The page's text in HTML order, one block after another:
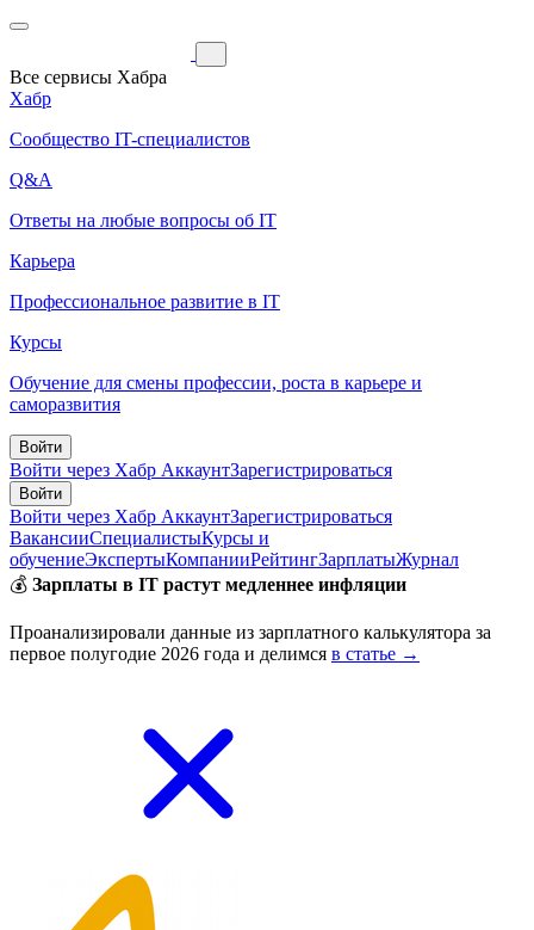
Все сервисы Хабра
Хабр
Сообщество IT-специалистов
Q&A
Ответы на любые вопросы об IT
Карьера
Профессиональное развитие в IT
Курсы
Обучение для смены профессии, роста в карьере и
саморазвития
Войти
Войти через Хабр АккаунтЗарегистрироваться
Войти
Войти через Хабр АккаунтЗарегистрироваться
ВакансииСпециалистыКурсы и
обучениеЭкспертыКомпанииРейтингЗарплатыЖурнал
💰 Зарплаты в IT растут медленнее инфляции
Проанализировали данные из зарплатного калькулятора за
первое полугодие 2026 года и делимся в статье →